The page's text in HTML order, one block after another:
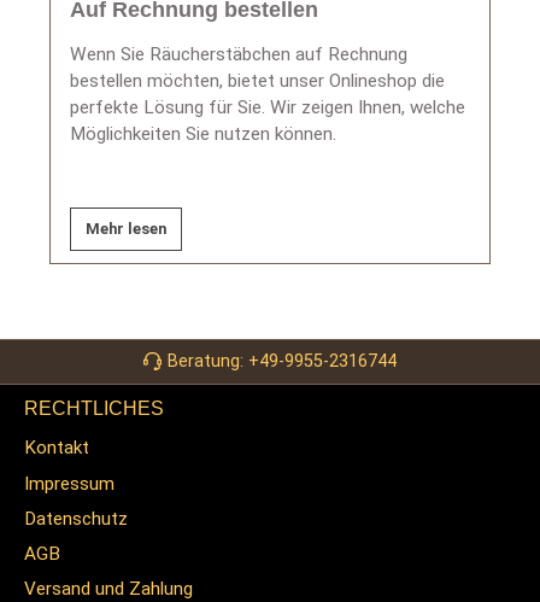
Auf Rechnung bestellen
Wenn Sie Räucherstäbchen auf Rechnung
bestellen möchten, bietet unser Onlineshop die
perfekte Lösung für Sie. Wir zeigen Ihnen, welche
Möglichkeiten Sie nutzen können.
Mehr lesen
Beratung: +49-9955-2316744
RECHTLICHES
Kontakt
Impressum
Datenschutz
AGB
Versand und Zahlung